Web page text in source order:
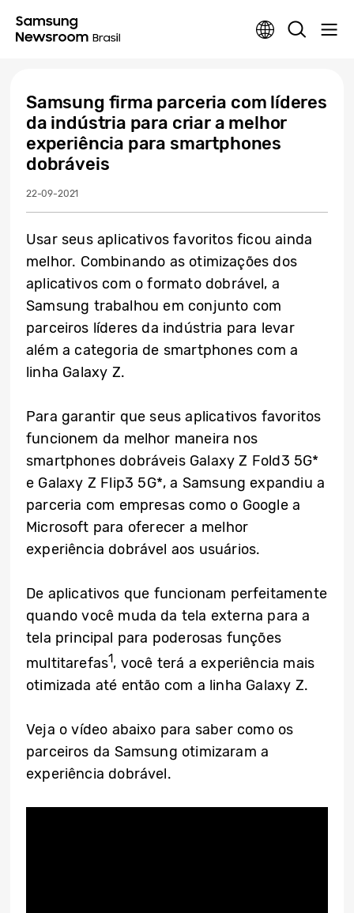
Samsung firma parceria com líderes
da indústria para criar a melhor
experiência para smartphones
dobráveis
22-09-2021
Usar seus aplicativos favoritos ficou ainda
melhor. Combinando as otimizações dos
aplicativos com o formato dobrável, a
Samsung trabalhou em conjunto com
parceiros líderes da indústria para levar
além a categoria de smartphones com a
linha Galaxy Z.
Para garantir que seus aplicativos favoritos
funcionem da melhor maneira nos
smartphones dobráveis Galaxy Z Fold3 5G*
e Galaxy Z Flip3 5G*, a Samsung expandiu a
parceria com empresas como o Google a
Microsoft para oferecer a melhor
experiência dobrável aos usuários.
De aplicativos que funcionam perfeitamente
quando você muda da tela externa para a
tela principal para poderosas funções
multitarefas1, você terá a experiência mais
otimizada até então com a linha Galaxy Z.
Veja o vídeo abaixo para saber como os
parceiros da Samsung otimizaram a
experiência dobrável.